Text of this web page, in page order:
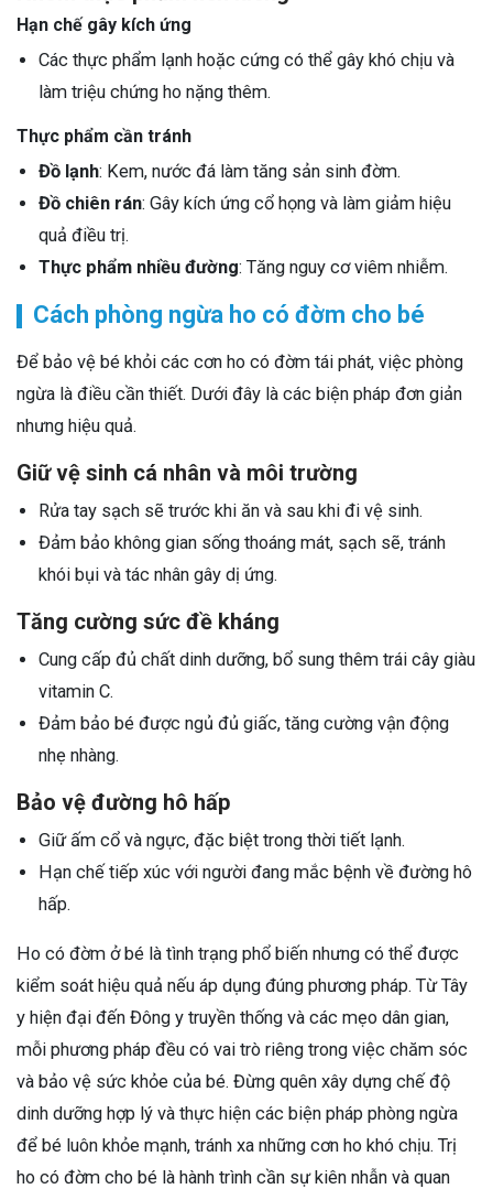
Hạn chế gây kích ứng
Các thực phẩm lạnh hoặc cứng có thể gây khó chịu và
làm triệu chứng ho nặng thêm.
Thực phẩm cần tránh
Đồ lạnh: Kem, nước đá làm tăng sản sinh đờm.
Đồ chiên rán: Gây kích ứng cổ họng và làm giảm hiệu
quả điều trị.
Thực phẩm nhiều đường: Tăng nguy cơ viêm nhiễm.
Cách phòng ngừa ho có đờm cho bé
Để bảo vệ bé khỏi các cơn ho có đờm tái phát, việc phòng
ngừa là điều cần thiết. Dưới đây là các biện pháp đơn giản
nhưng hiệu quả.
Giữ vệ sinh cá nhân và môi trường
Rửa tay sạch sẽ trước khi ăn và sau khi đi vệ sinh.
Đảm bảo không gian sống thoáng mát, sạch sẽ, tránh
khói bụi và tác nhân gây dị ứng.
Tăng cường sức đề kháng
Cung cấp đủ chất dinh dưỡng, bổ sung thêm trái cây giàu
vitamin C.
Đảm bảo bé được ngủ đủ giấc, tăng cường vận động
nhẹ nhàng.
Bảo vệ đường hô hấp
Giữ ấm cổ và ngực, đặc biệt trong thời tiết lạnh.
Hạn chế tiếp xúc với người đang mắc bệnh về đường hô
hấp.
Ho có đờm ở bé là tình trạng phổ biến nhưng có thể được
kiểm soát hiệu quả nếu áp dụng đúng phương pháp. Từ Tây
y hiện đại đến Đông y truyền thống và các mẹo dân gian,
mỗi phương pháp đều có vai trò riêng trong việc chăm sóc
và bảo vệ sức khỏe của bé. Đừng quên xây dựng chế độ
dinh dưỡng hợp lý và thực hiện các biện pháp phòng ngừa
để bé luôn khỏe mạnh, tránh xa những cơn ho khó chịu. Trị
ho có đờm cho bé là hành trình cần sự kiên nhẫn và quan